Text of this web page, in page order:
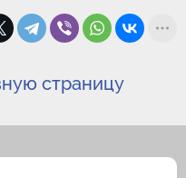
страницу